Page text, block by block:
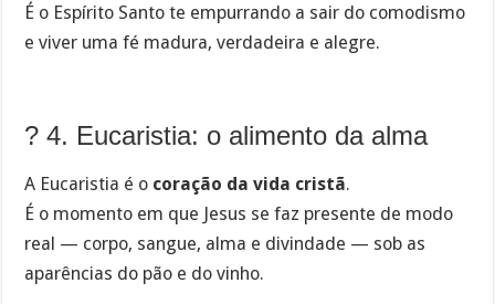
É o Espírito Santo te empurrando a sair do comodismo
e viver uma fé madura, verdadeira e alegre.
? 4. Eucaristia: o alimento da alma
A Eucaristia é o coração da vida cristã.
É o momento em que Jesus se faz presente de modo
real — corpo, sangue, alma e divindade — sob as
aparências do pão e do vinho.